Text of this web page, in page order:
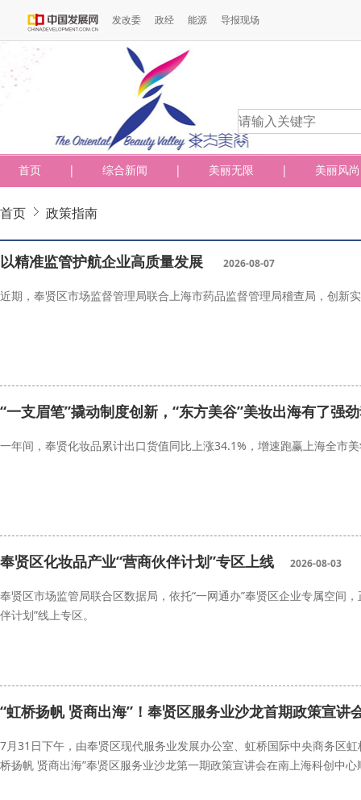
发改委 政经 能源 导报现场
首页 | 综合新闻 | 美丽无限 | 美丽风尚
首页 政策指南
以精准监管护航企业高质量发展 2026-08-07
近期，奉贤区市场监督管理局联合上海市药品监督管理局稽查局，创新
“一支眉笔”撬动制度创新，“东方美谷”美妆出海有了强
一年间，奉贤化妆品累计出口货值同比上涨34.1%，增速跑赢上海全市
奉贤区化妆品产业“营商伙伴计划”专区上线 2026-08-03
奉贤区市场监管局联合区数据局，依托“一网通办”奉贤区企业专属空间
伴计划”线上专区。
“虹桥扬帆 贤商出海”！奉贤区服务业沙龙首期政策宣讲
7月31日下午，由奉贤区现代服务业发展办公室、虹桥国际中央商务区
桥扬帆 贤商出海”奉贤区服务业沙龙第一期政策宣讲会在南上海科创中心